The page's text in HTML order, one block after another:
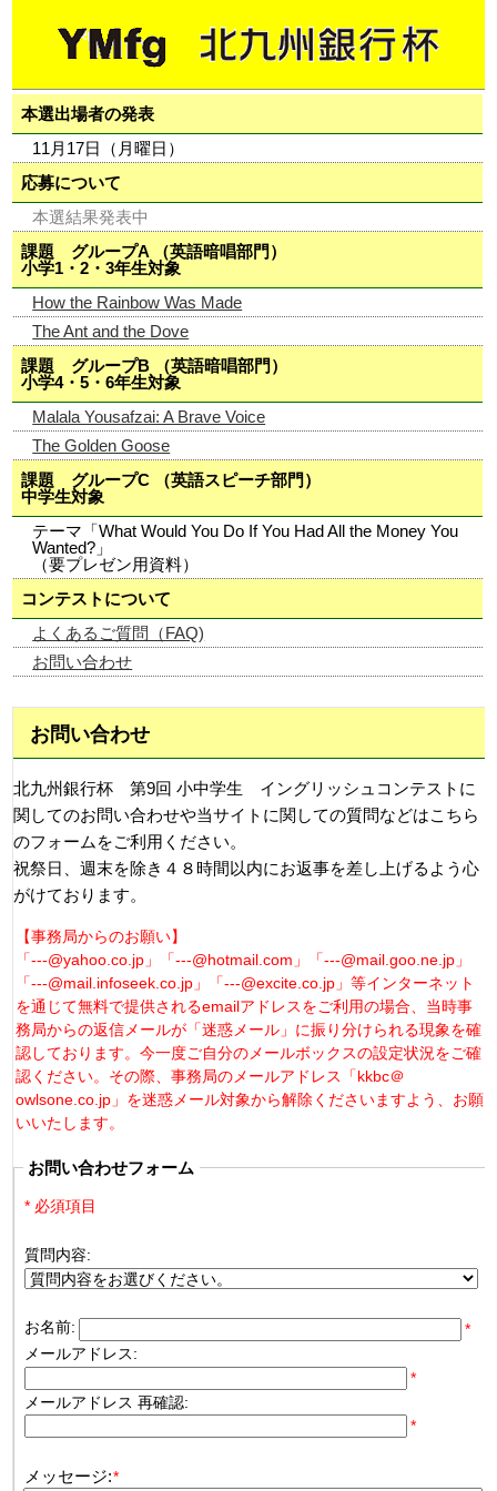
本選出場者の発表
11月17日（月曜日）
応募について
本選結果発表中
課題 グループA （英語暗唱部門）
小学1・2・3年生対象
How the Rainbow Was Made
The Ant and the Dove
課題 グループB （英語暗唱部門）
小学4・5・6年生対象
Malala Yousafzai: A Brave Voice
The Golden Goose
課題 グループC （英語スピーチ部門）
中学生対象
テーマ「What Would You Do If You Had All the Money You
Wanted?」
（要プレゼン用資料）
コンテストについて
よくあるご質問（FAQ)
お問い合わせ
お問い合わせ
北九州銀行杯 第9回 小中学生 イングリッシュコンテストに
関してのお問い合わせや当サイトに関しての質問などはこちら
のフォームをご利用ください。
祝祭日、週末を除き４８時間以内にお返事を差し上げるよう心
がけております。
【事務局からのお願い】
「---@yahoo.co.jp」「---@hotmail.com」「---@mail.goo.ne.jp」
「---@mail.infoseek.co.jp」「---@excite.co.jp」等インターネット
を通じて無料で提供されるemailアドレスをご利用の場合、当時事
務局からの返信メールが「迷惑メール」に振り分けられる現象を確
認しております。今一度ご自分のメールボックスの設定状況をご確
認ください。その際、事務局のメールアドレス「kkbc＠
owlsone.co.jp」を迷惑メール対象から解除くださいますよう、お願
いいたします。
お問い合わせフォーム
* 必須項目
質問内容:
お名前: *
メールアドレス:
*
メールアドレス 再確認:
*
メッセージ:*